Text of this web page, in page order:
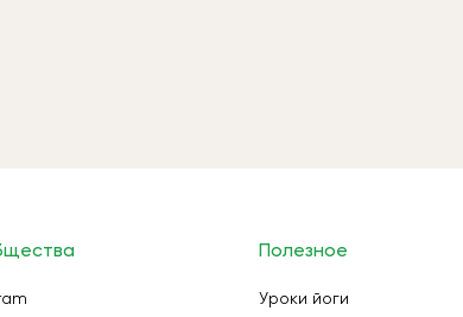
Полезное
Уроки йоги